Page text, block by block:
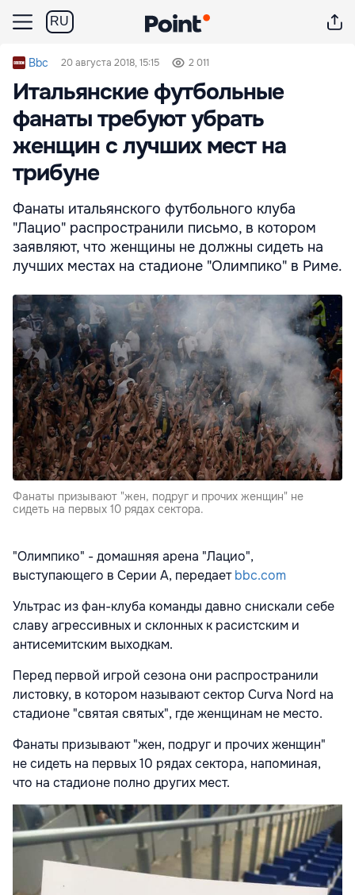
RU
Bbc 20 августа 2018, 15:15 2 011
Итальянские футбольные
фанаты требуют убрать
женщин с лучших мест на
трибуне
Фанаты итальянского футбольного клуба
"Лацио" распространили письмо, в котором
заявляют, что женщины не должны сидеть на
лучших местах на стадионе "Олимпико" в Риме.
Фанаты призывают "жен, подруг и прочих женщин" не
сидеть на первых 10 рядах сектора.
"Олимпико" - домашняя арена "Лацио",
выступающего в Серии А, передаетbbc.com
Ультрас из фан-клуба команды давно снискали себе
славу агрессивных и склонных к расистским и
антисемитским выходкам.
Перед первой игрой сезона они распространили
листовку, в котором называют сектор Curva Nord на
стадионе "святая святых", где женщинам не место.
Фанаты призывают "жен, подруг и прочих женщин"
не сидеть на первых 10 рядах сектора, напоминая,
что на стадионе полно других мест.